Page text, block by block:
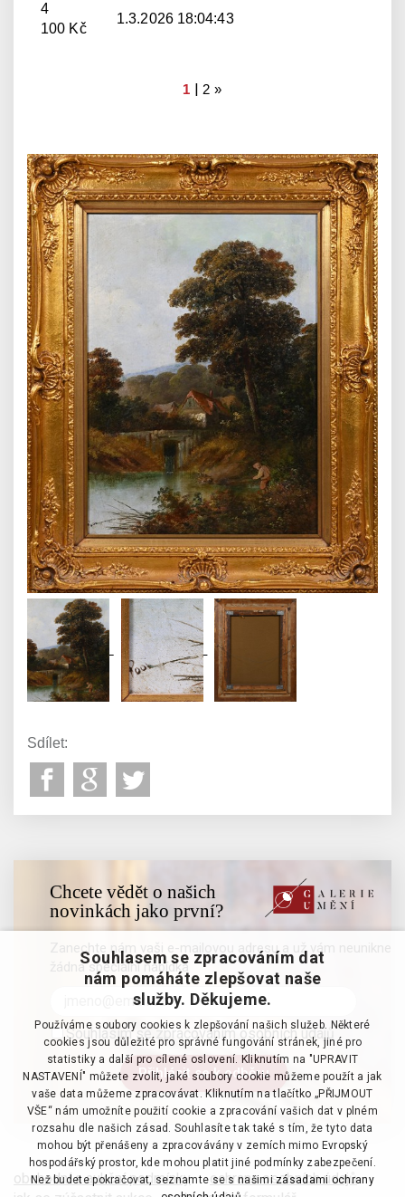
4
100 Kč
1.3.2026 18:04:43
1 |2 »
Sdílet:
Chcete vědět o našich
novinkách jako první?
Zanechte nám vaši e-mailovou adresu a už vám neunikne
žádná speciální nabídka
Souhlasím se zpracováním osobních údajů
obchodní a aukční podmínky · ochrana osobních údajů ·
Souhlasem se zpracováním dat
nám pomáháte zlepšovat naše
služby. Děkujeme.
Používáme soubory cookies k zlepšování našich služeb. Některé
cookies jsou důležité pro správné fungování stránek, jiné pro
statistiky a další pro cílené oslovení. Kliknutím na "UPRAVIT
NASTAVENÍ" můžete zvolit, jaké soubory cookie můžeme použít a jak
vaše data můžeme zpracovávat. Kliknutím na tlačítko „PŘIJMOUT
VŠE“ nám umožníte použití cookie a zpracování vašich dat v plném
rozsahu dle našich zásad. Souhlasíte tak také s tím, že tyto data
mohou být přenášeny a zpracovávány v zemích mimo Evropský
hospodářský prostor, kde mohou platit jiné podmínky zabezpečení.
Než budete pokračovat, seznamte se s našimizásadami ochrany